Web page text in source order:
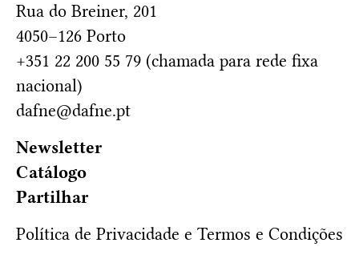
Rua do Breiner, 201
4050–126 Porto
+351 22 200 55 79 (chamada para rede fixa
nacional)
dafne@dafne.pt
Newsletter
Catálogo
Partilhar
Política de Privacidade e Termos e Condições